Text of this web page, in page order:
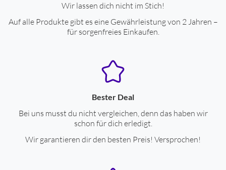
Wir lassen dich nicht im Stich!
Auf alle Produkte gibt es eine Gewährleistung von 2 Jahren –
für sorgenfreies Einkaufen.
Bester Deal
Bei uns musst du nicht vergleichen, denn das haben wir
schon für dich erledigt.
Wir garantieren dir den besten Preis! Versprochen!